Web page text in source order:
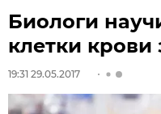
Биологи
клетки крови
19:31 29.05.2017